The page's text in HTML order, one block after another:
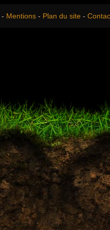
- Mentions - Plan du site -